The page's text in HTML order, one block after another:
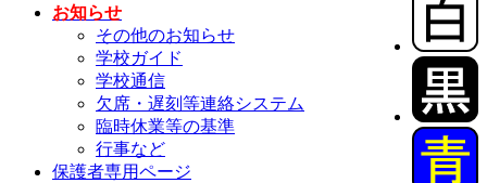
お知らせ
その他のお知らせ
学校ガイド
学校通信
欠席・遅刻等連絡システム
臨時休業等の基準
行事など
保護者専用ページ